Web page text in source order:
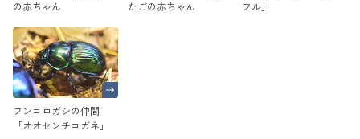
の赤ちゃん
たごの赤ちゃん
フル」
フンコロガシの仲間
「オオセンチコガネ」